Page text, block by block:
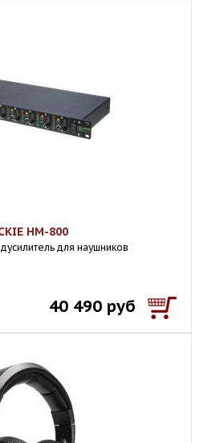
HM-800
для наушников
40 490 руб